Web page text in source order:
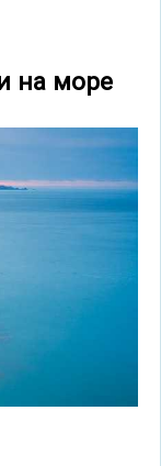
на море